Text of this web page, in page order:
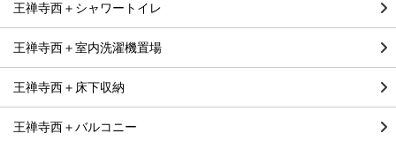
王禅寺西＋シャワートイレ
王禅寺西＋室内洗濯機置場
王禅寺西＋床下収納
王禅寺西＋バルコニー